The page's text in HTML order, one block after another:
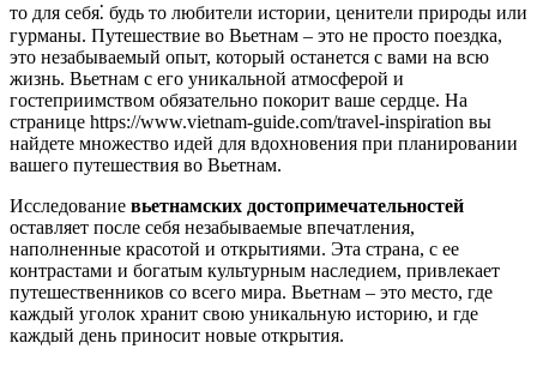
то для себя⁚ будь то любители истории, ценители природы или
гурманы. Путешествие во Вьетнам – это не просто поездка,
это незабываемый опыт, который останется с вами на всю
жизнь. Вьетнам с его уникальной атмосферой и
гостеприимством обязательно покорит ваше сердце. На
странице https://www.vietnam-guide.com/travel-inspiration вы
найдете множество идей для вдохновения при планировании
вашего путешествия во Вьетнам.
Исследование вьетнамских достопримечательностей
оставляет после себя незабываемые впечатления,
наполненные красотой и открытиями. Эта страна, с ее
контрастами и богатым культурным наследием, привлекает
путешественников со всего мира. Вьетнам – это место, где
каждый уголок хранит свою уникальную историю, и где
каждый день приносит новые открытия.